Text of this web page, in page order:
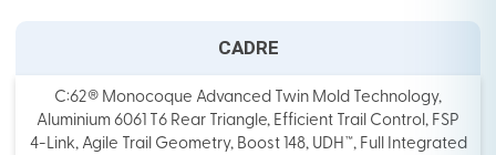
CADRE
C:62® Monocoque Advanced Twin Mold Technology,
Aluminium 6061 T6 Rear Triangle, Efficient Trail Control, FSP
4-Link, Agile Trail Geometry, Boost 148, UDH™, Full Integrated